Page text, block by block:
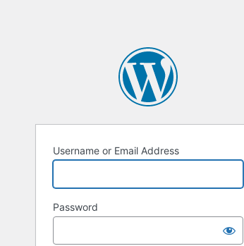
Username or Email Address
Password